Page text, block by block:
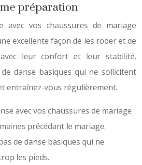
préparation
avec vos chaussures de mariage
excellente façon de les roder et de
leur confort et leur stabilité.
danse basiques qui ne sollicitent
entraînez-vous régulièrement.
avec vos chaussures de mariage
précédant le mariage.
de danse basiques qui ne
les pieds.